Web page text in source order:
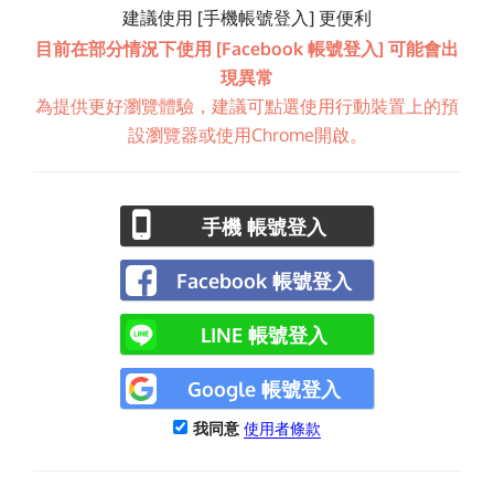
建議使用 [手機帳號登入] 更便利
目前在部分情況下使用 [Facebook 帳號登入] 可能會出
現異常
為提供更好瀏覽體驗，建議可點選使用行動裝置上的預
設瀏覽器或使用Chrome開啟。
手機 帳號登入
Facebook 帳號登入
LINE 帳號登入
Google 帳號登入
我同意 使用者條款